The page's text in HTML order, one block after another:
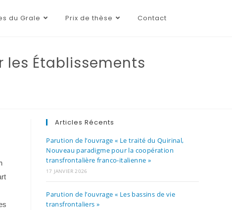
du Grale Prix de thèse Contact
les Établissements
Articles Récents
Parution de l’ouvrage « Le traité du Quirinal,
Nouveau paradigme pour la coopération
transfrontalière franco-italienne »
17 JANVIER 2026
Parution de l’ouvrage « Les bassins de vie
transfrontaliers »